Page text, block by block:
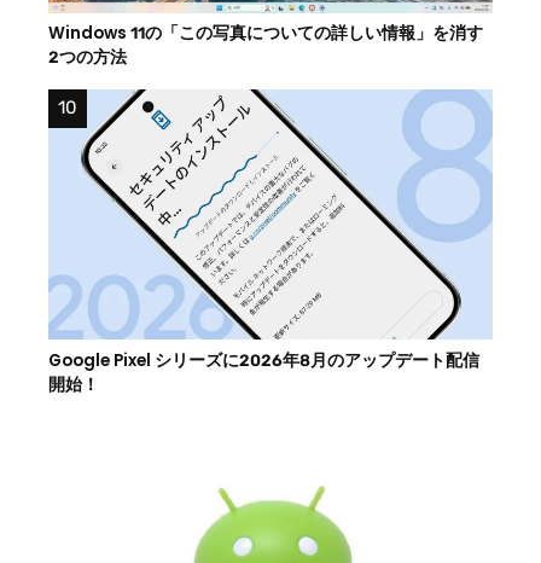
Windows 11の「この写真についての詳しい情報」を消す
2つの方法
Google Pixel シリーズに2026年8月のアップデート配信
開始！